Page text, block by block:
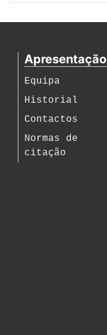
Apresentação
Equipa
Historial
Contactos
Normas de
citação